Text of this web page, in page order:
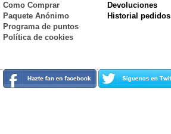
Como Comprar
Paquete Anónimo
Programa de puntos
Política de cookies
Devoluciones
Historial pedidos